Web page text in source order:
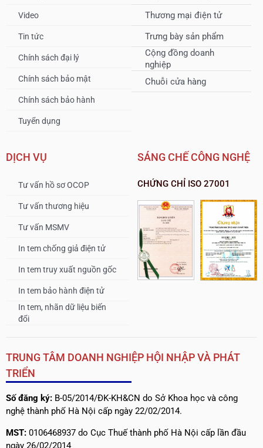
Video
Tin tức
Chính sách đại lý
Chính sách bảo mật
Chính sách bảo hành
Tuyển dụng
Thương mại điện tử
Trưng bày sản phẩm
Cộng đồng doanh
nghiệp
Chuỗi cửa hàng
DỊCH VỤ
Tư vấn hồ sơ OCOP
Tư vấn thương hiệu
Tư vấn MSMV
In tem chống giả điện tử
In tem truy xuất nguồn gốc
In tem bảo hành điện tử
In tem, nhãn dữ liệu biến
đổi
SÁNG CHẾ CÔNG NGHỆ
CHỨNG CHỈ ISO 27001
TRUNG TÂM DOANH NGHIỆP HỘI NHẬP VÀ PHÁT
TRIỂN
Số đăng ký: B-05/2014/ĐK-KH&CN do Sở Khoa học và công
nghệ thành phố Hà Nội cấp ngày 22/02/2014.
MST: 0106468937 do Cục Thuế thành phố Hà Nội cấp lần đầu
ngày 26/02/2014